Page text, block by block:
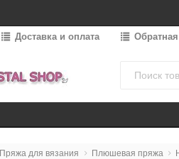
Доставка и оплата
Пряжа для вязания Плюшевая пряжа